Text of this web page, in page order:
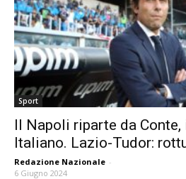
Sport
Il Napoli riparte da
Italiano. Lazio-Tudor:
Redazione Nazionale -
6 Giugno 2024